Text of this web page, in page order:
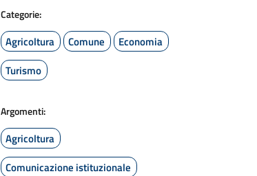
Categorie:
Agricoltura Comune
Economia
Turismo
Argomenti:
Agricoltura
Comunicazione istituzionale